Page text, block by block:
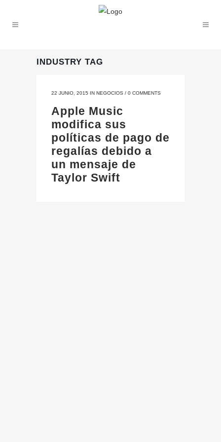
INDUSTRY TAG
22 JUNIO, 2015 IN NEGOCIOS / 0 COMMENTS
Apple Music
modifica sus
políticas de pago de
regalías debido a
un mensaje de
Taylor Swift